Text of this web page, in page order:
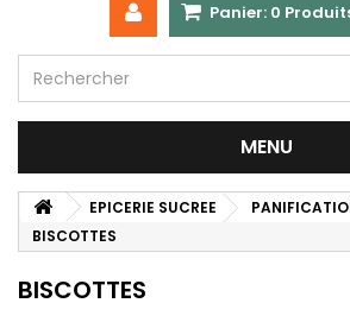
Panier: 0
MENU
EPICERIE SUCREE
BISCOTTES
BISCOTTES